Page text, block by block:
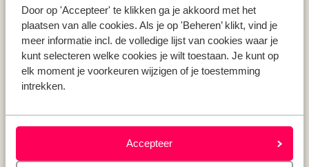
Door op 'Accepteer' te klikken ga je akkoord met het
plaatsen van alle cookies. Als je op 'Beheren’ klikt, vind je
meer informatie incl. de volledige lijst van cookies waar je
kunt selecteren welke cookies je wilt toestaan. Je kunt op
elk moment je voorkeuren wijzigen of je toestemming
intrekken.
Accepteer
Zomervakantie
Herfstvakantie
Over mij
Verantwoord op vakantie
Pers & media